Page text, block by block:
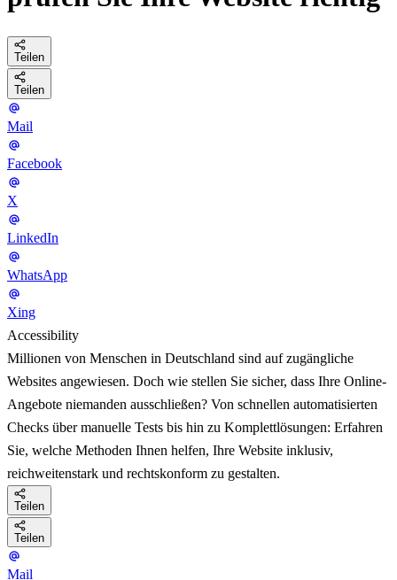
Teilen
Teilen
Mail
Facebook
X
LinkedIn
WhatsApp
Xing
Accessibility
Millionen von Menschen in Deutschland sind auf zugängliche
Websites angewiesen. Doch wie stellen Sie sicher, dass Ihre Online-
Angebote niemanden ausschließen? Von schnellen automatisierten
Checks über manuelle Tests bis hin zu Komplettlösungen: Erfahren
Sie, welche Methoden Ihnen helfen, Ihre Website inklusiv,
reichweitenstark und rechtskonform zu gestalten.
Teilen
Teilen
Mail